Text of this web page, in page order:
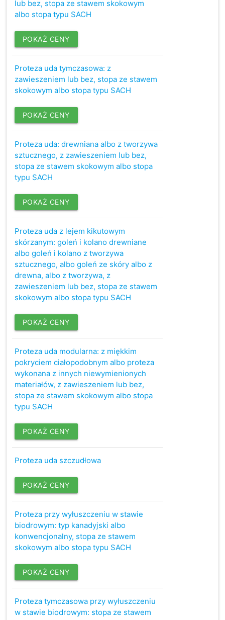
lub bez, stopa ze stawem skokowym
albo stopa typu SACH
POKAŻ CENY
Proteza uda tymczasowa: z
zawieszeniem lub bez, stopa ze stawem
skokowym albo stopa typu SACH
POKAŻ CENY
Proteza uda: drewniana albo z tworzywa
sztucznego, z zawieszeniem lub bez,
stopa ze stawem skokowym albo stopa
typu SACH
POKAŻ CENY
Proteza uda z lejem kikutowym
skórzanym: goleń i kolano drewniane
albo goleń i kolano z tworzywa
sztucznego, albo goleń ze skóry albo z
drewna, albo z tworzywa, z
zawieszeniem lub bez, stopa ze stawem
skokowym albo stopa typu SACH
POKAŻ CENY
Proteza uda modularna: z miękkim
pokryciem ciałopodobnym albo proteza
wykonana z innych niewymienionych
materiałów, z zawieszeniem lub bez,
stopa ze stawem skokowym albo stopa
typu SACH
POKAŻ CENY
Proteza uda szczudłowa
POKAŻ CENY
Proteza przy wyłuszczeniu w stawie
biodrowym: typ kanadyjski albo
konwencjonalny, stopa ze stawem
skokowym albo stopa typu SACH
POKAŻ CENY
Proteza tymczasowa przy wyłuszczeniu
w stawie biodrowym: stopa ze stawem